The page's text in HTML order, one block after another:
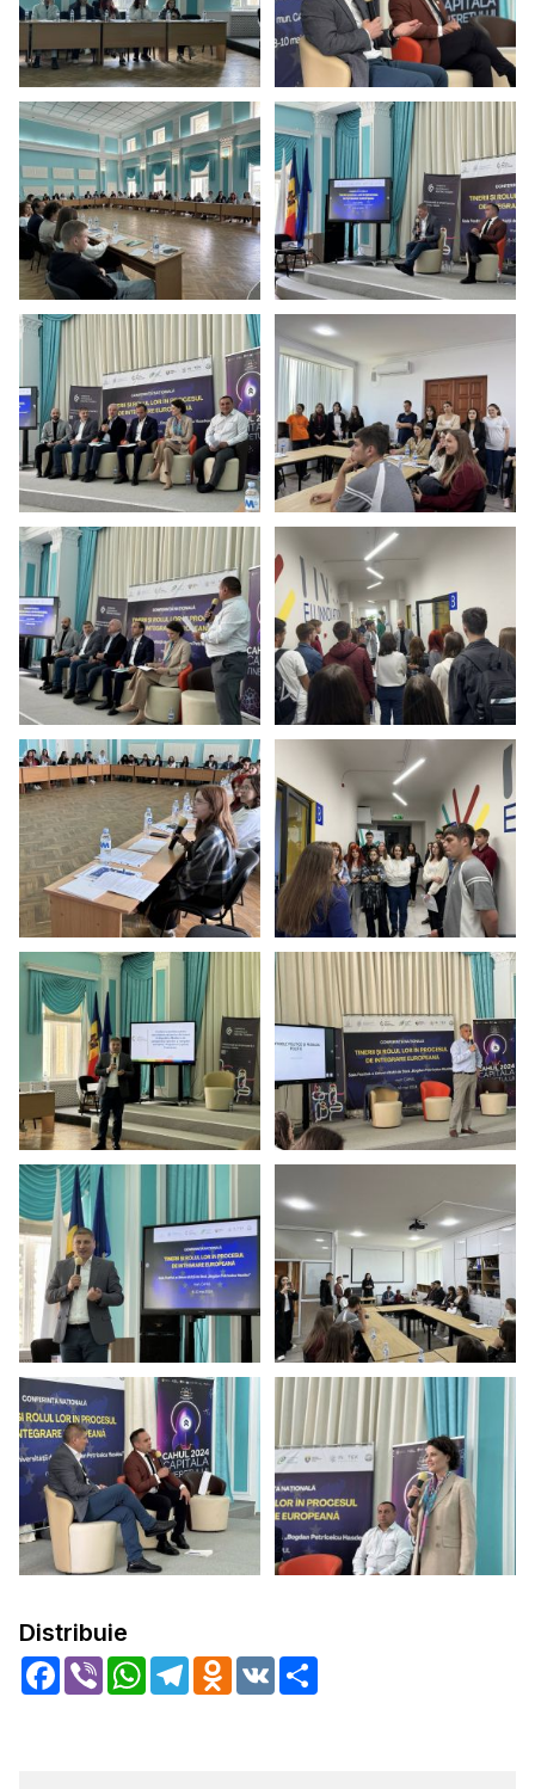
Distribuie
Facebook
Viber WhatsApp
TelegramOdnoklassniki
VK